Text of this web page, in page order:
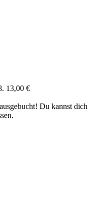
13,00 €
Du kannst dich